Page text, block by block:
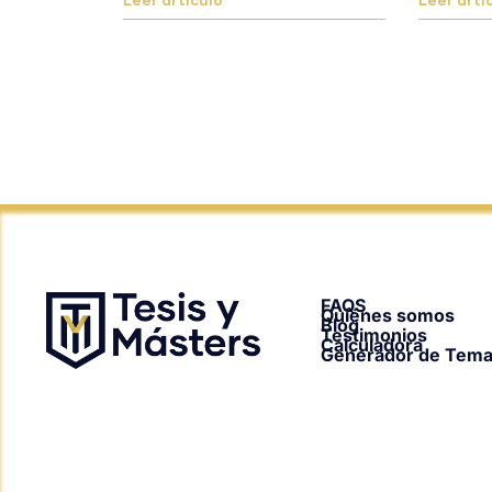
FAQS
Quiénes somos
Blog
Testimonios
Calculadora
Generador de